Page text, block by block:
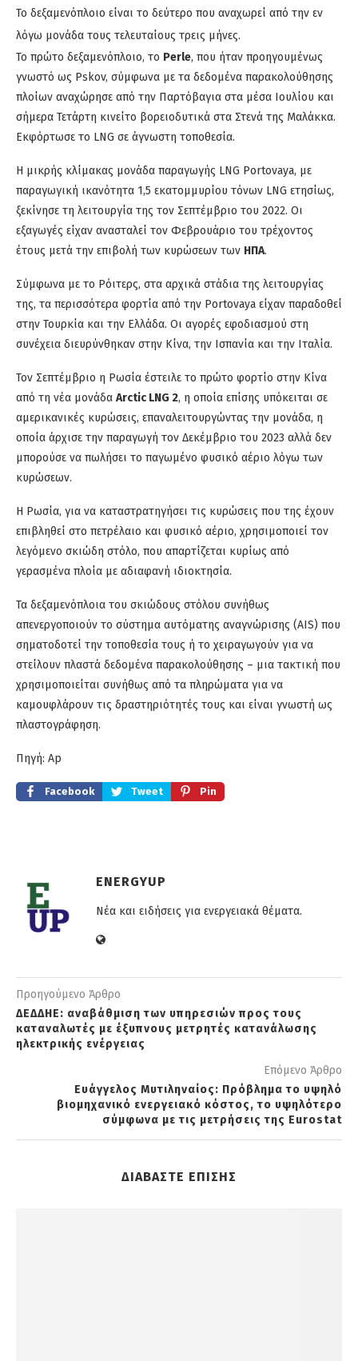
Το δεξαμενόπλοιο είναι το δεύτερο που αναχωρεί από την εν
λόγω μονάδα τους τελευταίους τρεις μήνες.
Το πρώτο δεξαμενόπλοιο, το Perle, που ήταν προηγουμένως
γνωστό ως Pskov, σύμφωνα με τα δεδομένα παρακολούθησης
πλοίων αναχώρησε από την Παρτόβαγια στα μέσα Ιουλίου και
σήμερα Τετάρτη κινείτο βορειοδυτικά στα Στενά της Μαλάκκα.
Εκφόρτωσε το LNG σε άγνωστη τοποθεσία.
Η μικρής κλίμακας μονάδα παραγωγής LNG Portovaya, με
παραγωγική ικανότητα 1,5 εκατομμυρίου τόνων LNG ετησίως,
ξεκίνησε τη λειτουργία της τον Σεπτέμβριο του 2022. Οι
εξαγωγές είχαν ανασταλεί τον Φεβρουάριο του τρέχοντος
έτους μετά την επιβολή των κυρώσεων των ΗΠΑ.
Σύμφωνα με το Ρόιτερς, στα αρχικά στάδια της λειτουργίας
της, τα περισσότερα φορτία από την Portovaya είχαν παραδοθεί
στην Τουρκία και την Ελλάδα. Οι αγορές εφοδιασμού στη
συνέχεια διευρύνθηκαν στην Κίνα, την Ισπανία και την Ιταλία.
Τον Σεπτέμβριο η Ρωσία έστειλε το πρώτο φορτίο στην Κίνα
από τη νέα μονάδα Arctic LNG 2, η οποία επίσης υπόκειται σε
αμερικανικές κυρώσεις, επαναλειτουργώντας την μονάδα, η
οποία άρχισε την παραγωγή τον Δεκέμβριο του 2023 αλλά δεν
μπορούσε να πωλήσει το παγωμένο φυσικό αέριο λόγω των
κυρώσεων.
Η Ρωσία, για να καταστρατηγήσει τις κυρώσεις που της έχουν
επιβληθεί στο πετρέλαιο και φυσικό αέριο, χρησιμοποιεί τον
λεγόμενο σκιώδη στόλο, που απαρτίζεται κυρίως από
γερασμένα πλοία με αδιαφανή ιδιοκτησία.
Τα δεξαμενόπλοια του σκιώδους στόλου συνήθως
απενεργοποιούν το σύστημα αυτόματης αναγνώρισης (AIS) που
σηματοδοτεί την τοποθεσία τους ή το χειραγωγούν για να
στείλουν πλαστά δεδομένα παρακολούθησης – μια τακτική που
χρησιμοποιείται συνήθως από τα πληρώματα για να
καμουφλάρουν τις δραστηριότητές τους και είναι γνωστή ως
πλαστογράφηση.
Πηγή: Ap
Facebook Tweet Pin
ENERGYUP
Νέα και ειδήσεις για ενεργειακά θέματα.
Προηγούμενο Άρθρο
ΔΕΔΔΗΕ: αναβάθμιση των υπηρεσιών προς τους
καταναλωτές με έξυπνους μετρητές κατανάλωσης
ηλεκτρικής ενέργειας
Επόμενο Άρθρο
Ευάγγελος Μυτιληναίος: Πρόβλημα το υψηλό
βιομηχανικό ενεργειακό κόστος, το υψηλότερο
σύμφωνα με τις μετρήσεις της Eurostat
ΔΙΑΒΑΣΤΕ ΕΠΙΣΗΣ